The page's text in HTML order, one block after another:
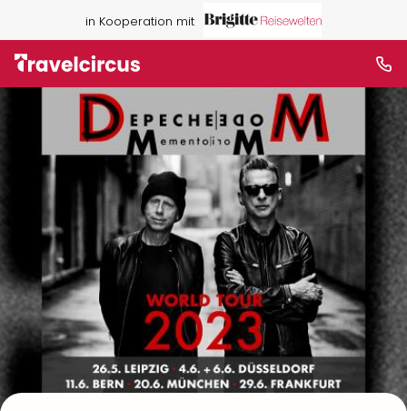
in Kooperation mit